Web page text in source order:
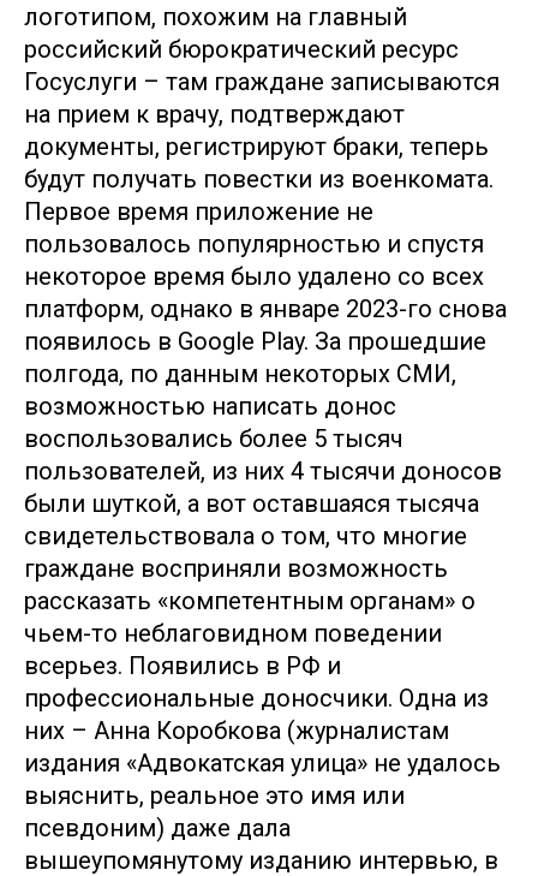
логотипом, похожим на главный
российский бюрократический ресурс
Госуслуги – там граждане записываются
на прием к врачу, подтверждают
документы, регистрируют браки, теперь
будут получать повестки из военкомата.
Первое время приложение не
пользовалось популярностью и спустя
некоторое время было удалено со всех
платформ, однако в январе 2023-го снова
появилось в Google Play. За прошедшие
полгода, по данным некоторых СМИ,
возможностью написать донос
воспользовались более 5 тысяч
пользователей, из них 4 тысячи доносов
были шуткой, а вот оставшаяся тысяча
свидетельствовала о том, что многие
граждане восприняли возможность
рассказать «компетентным органам» о
чьем-то неблаговидном поведении
всерьез. Появились в РФ и
профессиональные доносчики. Одна из
них – Анна Коробкова (журналистам
издания «Адвокатская улица» не удалось
выяснить, реальное это имя или
псевдоним) даже дала
вышеупомянутому изданию интервью, в